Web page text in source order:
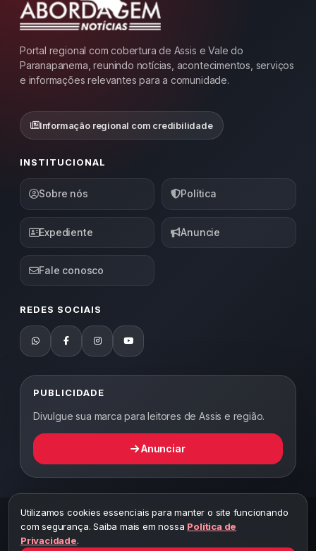
Portal regional com cobertura de Assis e Vale do
Paranapanema, reunindo notícias, acontecimentos, serviços
e informações relevantes para a comunidade.
Informação regional com credibilidade
INSTITUCIONAL
Sobre nós Política
Expediente Anuncie
Fale conosco
REDES SOCIAIS
PUBLICIDADE
Divulgue sua marca para leitores de Assis e região.
Anunciar
2026 ©Abordagem Notícias— Todos os direitos reservados —
Desenvolvido por WEB5.
A cópia total ou parcial desta página implicará ao autor sob pena de
Utilizamos cookies essenciais para manter o site funcionando
com segurança. Saiba mais em nossa Política de
Privacidade.